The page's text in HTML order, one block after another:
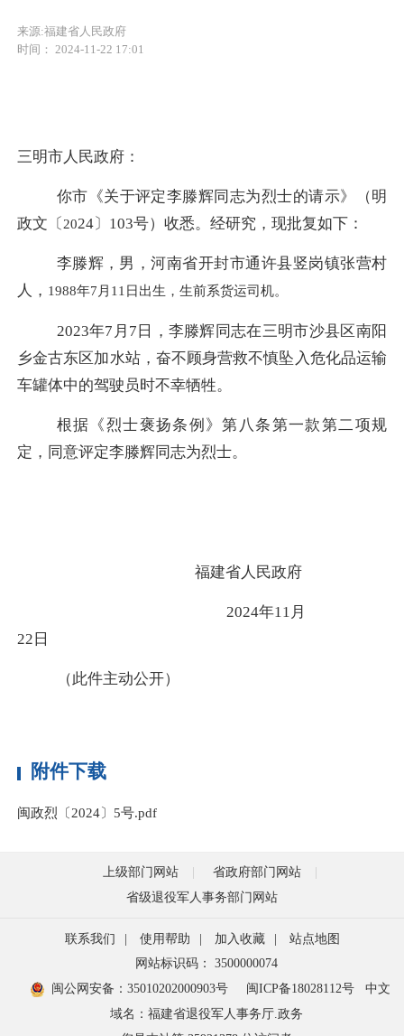
来源:福建省人民政府
时间： 2024-11-22 17:01
三明市人民政府 ：
你市 《关于评定李滕辉同志为烈士的请示》 （明
政文 〔 2024〕 103号） 收悉。经研究，现批复如下：
李滕辉，男，河南省开封市通许县竖岗镇张营村
人 ， 1988年7月11日出生，生前系货运司机。
2023年7月7日， 李滕辉 同志在三明市沙县区南阳
乡金古东区加水站，奋不顾身营救不慎坠入危化品运输
车罐体中的驾驶员时不幸牺牲。
根据 《烈士褒扬条例》第八条第一款第二项规
定，同意评定李滕辉同志为烈士。
福建省人民政府
2024年11月
22日
（此件主动公开）
附件下载
闽政烈〔2024〕5号.pdf
上级部门网站
省政府部门网站
省级退役军人事务部门网站
联系我们 使用帮助 加入收藏
站点地图
网站标识码： 3500000074
闽公网安备：35010202000903号
闽ICP备18028112号
中文
域名：福建省退役军人事务厅.政务